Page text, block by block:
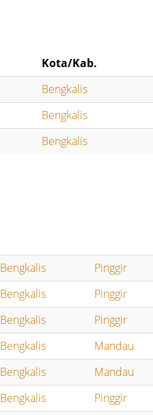
Kota/Kab.
Bengkalis
Bengkalis
Bengkalis
Bengkalis Pinggir
Bengkalis Pinggir
Bengkalis Pinggir
Bengkalis Mandau
Bengkalis Mandau
Bengkalis Pinggir